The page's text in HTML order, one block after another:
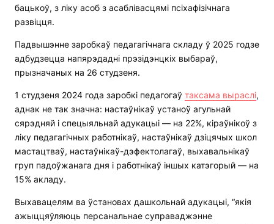
бацькоў, з ліку асоб з асаблівасцямі псіхафізічнага
развіцця.
Падвышэнне заробкаў педагагічнага складу ў 2025 годзе
адбудзецца напярэдадні прэзідэнцкіх выбараў,
прызначаных на 26 студзеня.
1 студзеня 2024 года заробкі педагогаў таксама выраслі,
аднак не так значна: настаўнікаў устаноў агульнай
сярэдняй і спецыяльнай адукацыі — на 22%, кіраўнікоў з
ліку педагагічных работнікаў, настаўнікаў дзіцячых школ
мастацтваў, настаўнікаў-дэфектолагаў, выхавальнікаў
груп падоўжанага дня і работнікаў іншых катэгорый — на
15% акладу.
Выхавацелям ва ўстановах дашкольнай адукацыі, “якія
ажыццяўляюць персанальнае суправаджэнне